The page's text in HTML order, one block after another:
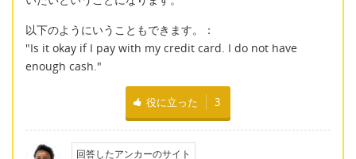
以下のようにいうこともできます。：
"Is it okay if I pay with my credit card. I do not have
enough cash."
役に立った 3
回答したアンカーのサイト